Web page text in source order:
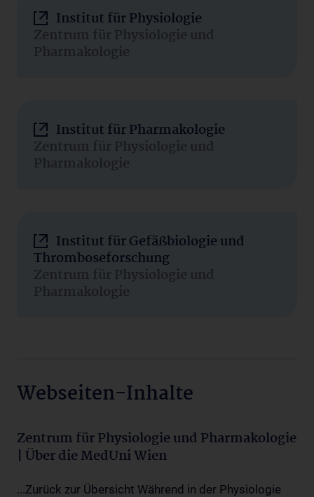
Institut für Physiologie
Zentrum für Physiologie und
Pharmakologie
Institut für Pharmakologie
Zentrum für Physiologie und
Pharmakologie
Institut für Gefäßbiologie und
Thromboseforschung
Zentrum für Physiologie und
Pharmakologie
Webseiten-Inhalte
Zentrum für Physiologie und Pharmakologie
| Über die MedUni Wien
...Zurück zur Übersicht Während in der Physiologie